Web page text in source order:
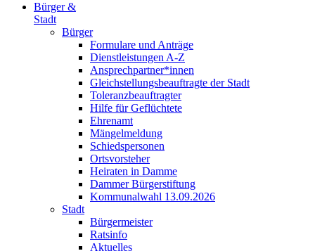
Bürger &
Stadt
Bürger
Formulare und Anträge
Dienstleistungen A-Z
Ansprechpartner*innen
Gleichstellungsbeauftragte der Stadt
Toleranzbeauftragter
Hilfe für Geflüchtete
Ehrenamt
Mängelmeldung
Schiedspersonen
Ortsvorsteher
Heiraten in Damme
Dammer Bürgerstiftung
Kommunalwahl 13.09.2026
Stadt
Bürgermeister
Ratsinfo
Aktuelles